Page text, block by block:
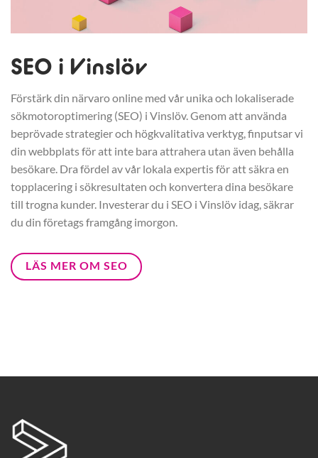
SEO i Vinslöv
Förstärk din närvaro online med vår unika och lokaliserade
sökmotoroptimering (SEO) i Vinslöv. Genom att använda
beprövade strategier och högkvalitativa verktyg, finputsar vi
din webbplats för att inte bara attrahera utan även behålla
besökare. Dra fördel av vår lokala expertis för att säkra en
topplacering i sökresultaten och konvertera dina besökare
till trogna kunder. Investerar du i SEO i Vinslöv idag, säkrar
du din företags framgång imorgon.
LÄS MER OM SEO